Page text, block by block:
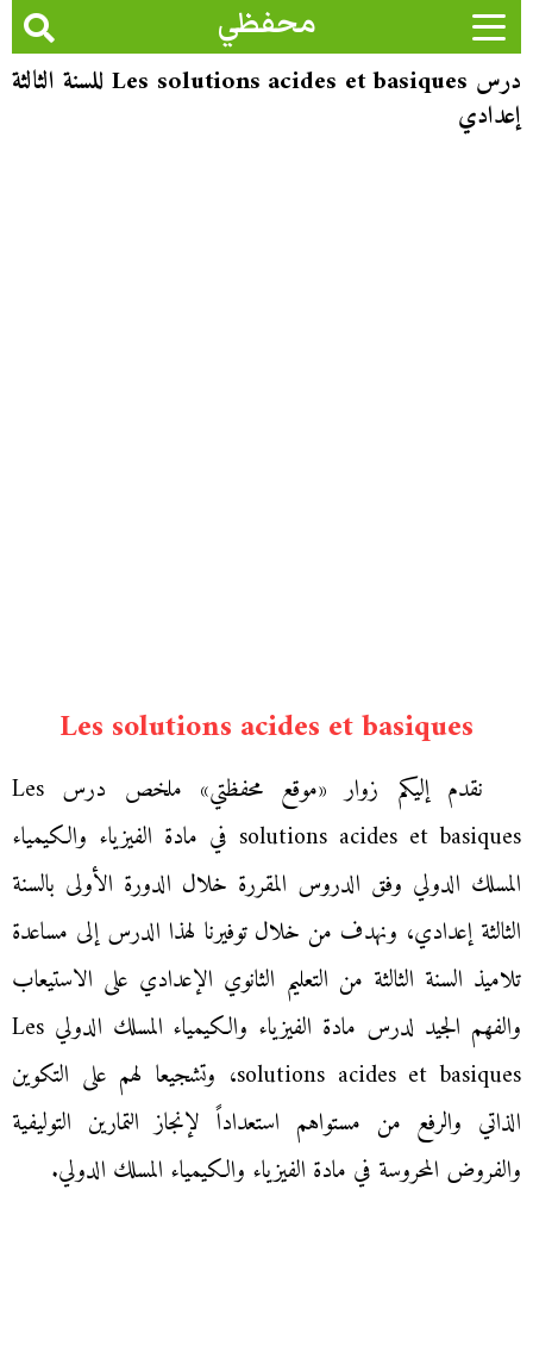
محفظي
درس Les solutions acides et basiques للسنة الثالثة
إعدادي
Les solutions acides et basiques
نقدم إليكم زوار «موقع محفظتي» ملخص درس Les
solutions acides et basiques في مادة الفيزياء والكيمياء
المسلك الدولي وفق الدروس المقررة خلال الدورة الأولى بالسنة
الثالثة إعدادي، ونهدف من خلال توفيرنا لهذا الدرس إلى مساعدة
تلاميذ السنة الثالثة من التعليم الثانوي الإعدادي على الاستيعاب
والفهم الجيد لدرس مادة الفيزياء والكيمياء المسلك الدولي Les
solutions acides et basiques، وتشجيعا لهم على التكوين
الذاتي والرفع من مستواهم استعداداً لإنجاز التمارين التوليفية
والفروض المحروسة في مادة الفيزياء والكيمياء المسلك الدولي.